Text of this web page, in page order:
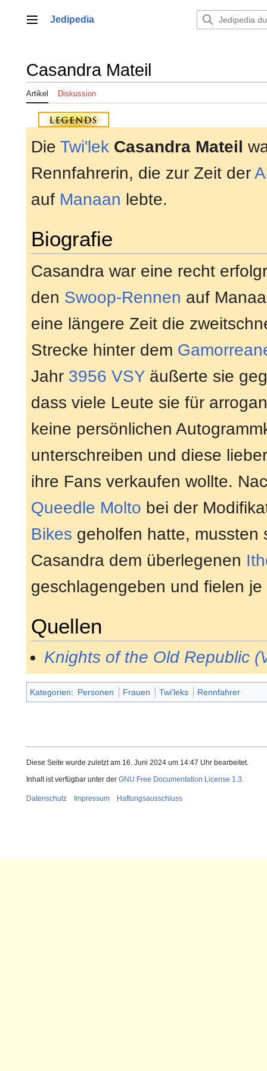
springenHauptmenü
Jedipedia
Casandra Mateil
Artikel Diskussion
Die Twi'lek Casandra Mateil
Rennfahrerin, die zur Zeit der
auf Manaan lebte.
Biografie
Casandra war eine recht
den Swoop-Rennen auf
eine längere Zeit die
Strecke hinter dem
Jahr 3956 VSY äußerte sie
dass viele Leute sie für
keine persönlichen
unterschreiben und diese
ihre Fans verkaufen wollte.
Queedle Molto bei der
Bikes geholfen hatte, mussten
Casandra dem überlegenen
geschlagengeben und fielen
Quellen
Knights of the Old Republic
Kategorien: Personen Frauen Twi'leks Rennfahrer
Diese Seite wurde zuletzt am 16. Juni 2024 um 14:47 Uhr bearbeitet.
Inhalt ist verfügbar unter der GNU Free Documentation License 1.3.
Datenschutz Impressum Haftungsausschluss